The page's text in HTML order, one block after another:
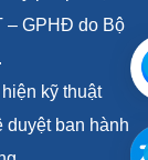
phép hoạt
– GPHĐ do Bộ
kỹ thuật
ban hành